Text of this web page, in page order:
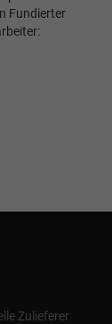
Fundierter
Zulieferer